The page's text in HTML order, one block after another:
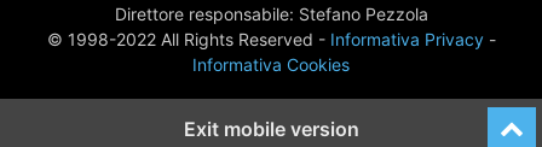
Direttore responsabile: Stefano Pezzola
© 1998-2022 All Rights Reserved - Informativa Privacy-
Informativa Cookies
Exit mobile version